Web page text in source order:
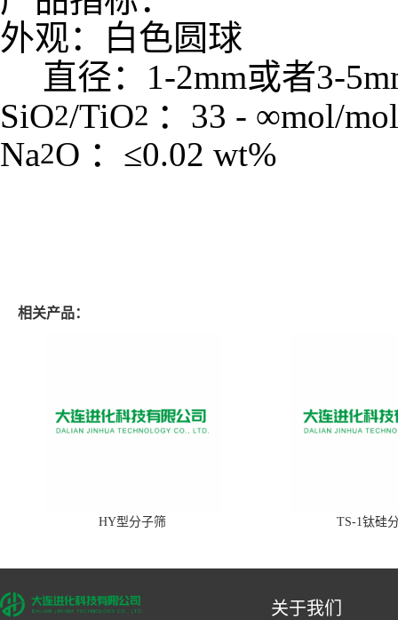
外观：白色圆球
直径：1-2mm或者3-
SiO2/TiO2 ： 33 - ∞mol/mol
Na2O ：≤0.02 wt%
相关产品：
HY型分子筛 TS-1钛硅
关于我们